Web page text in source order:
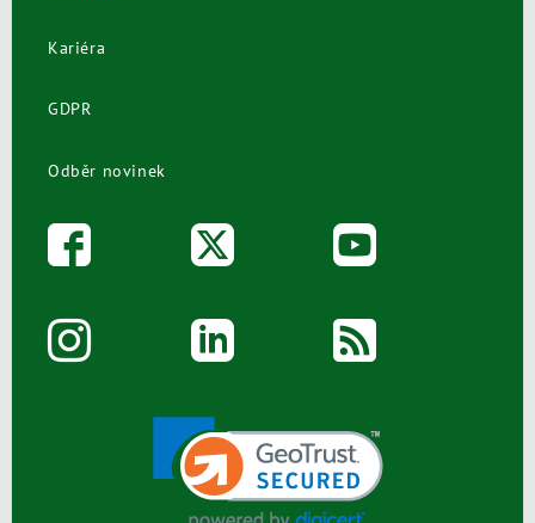
Kariéra
GDPR
Odběr novinek